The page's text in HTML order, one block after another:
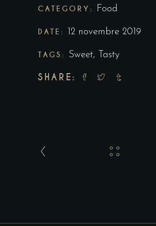
CATEGORY: Food
DATE: 12 novembre 2019
TAGS: Sweet, Tasty
SHARE: